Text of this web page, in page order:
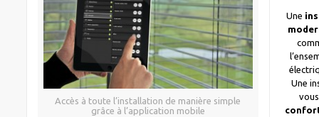
Accès à toute l’installation de manière simple
grâce à l’application mobile
Une
Une